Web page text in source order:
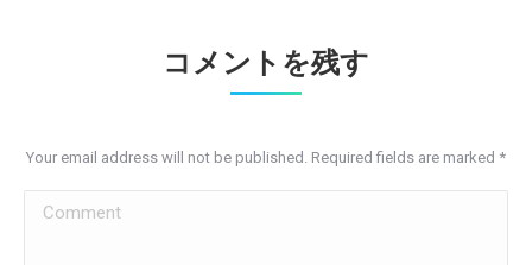
コメントを残す
Your email address will not be published. Required fields are marked *
Comment